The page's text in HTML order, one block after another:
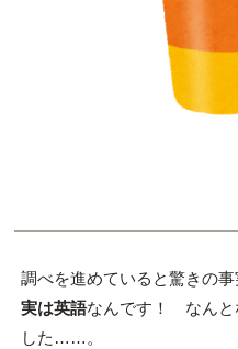
調べを進めていると驚きの
実は英語なんです！ なんと
した……。